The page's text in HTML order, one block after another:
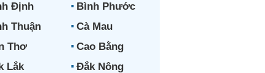
Định
Bình Phước
Thuận
Cà Mau
Thơ
Cao Bằng
Lắk
Đắk Nông